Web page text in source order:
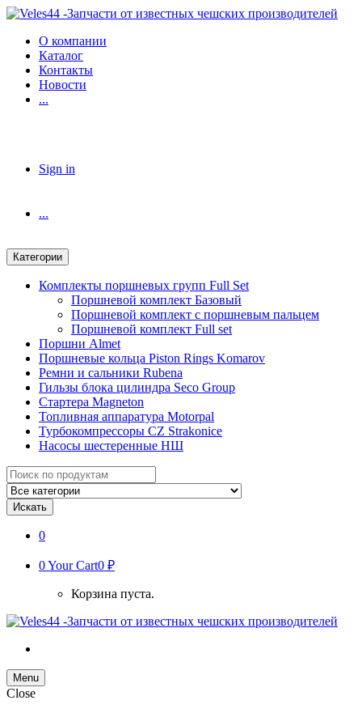
Skip
navigation
Skip
contentО компании
Каталог
Контакты
Новости
...
Sign in
...
Категории
Комплекты поршневых групп Full Set
Поршневой комплект Базовый
Поршневой комплект с поршневым пальцем
Поршневой комплект Full set
Поршни Almet
Поршневые кольца Piston Rings Komarov
Ремни и сальники Rubena
Гильзы блока цилиндра Seco Group
Стартера Magneton
Топливная аппаратура Motorpal
Турбокомпрессоры CZ Strakonice
Насосы шестеренные НШ
Search
for:
Искать
0
0Your Cart0 ₽
Корзина пуста.
Menu
Close